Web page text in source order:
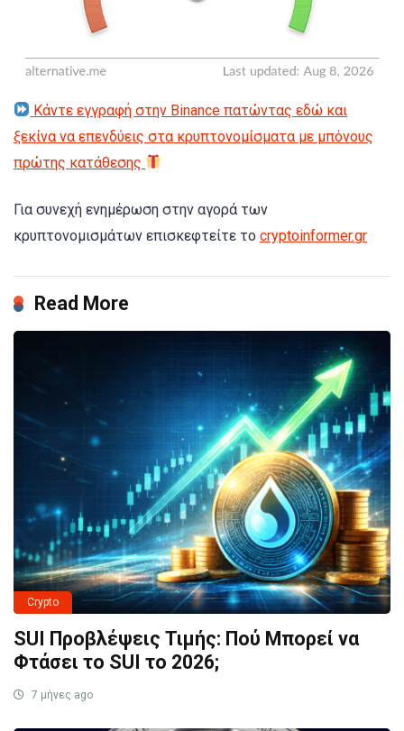
Κάντε εγγραφή στην Binance πατώντας εδώ και
ξεκίνα να επενδύεις στα κρυπτονομίσματα με μπόνους
πρώτης κατάθεσης
Για συνεχή ενημέρωση στην αγορά των
κρυπτονομισμάτων επισκεφτείτε το cryptoinformer.gr
Read More
Crypto
SUI Προβλέψεις Τιμής: Πού Μπορεί να
Φτάσει το SUI το 2026;
7 μήνες ago